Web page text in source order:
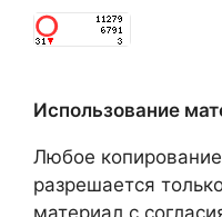
Использование
Любое
разрешается